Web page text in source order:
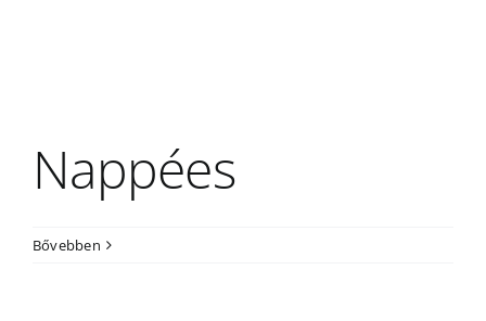
Nappées
Bővebben